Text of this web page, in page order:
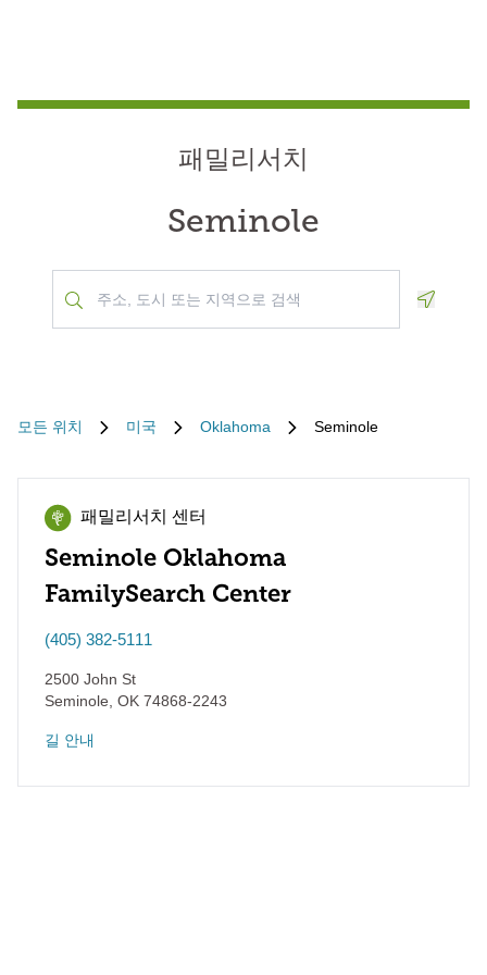
패밀리서치
Seminole
모든 위치 미국 Oklahoma Seminole
패밀리서치 센터
Seminole Oklahoma
FamilySearch Center
(405) 382-5111
2500 John St
Seminole OK 74868-2243
길 안내